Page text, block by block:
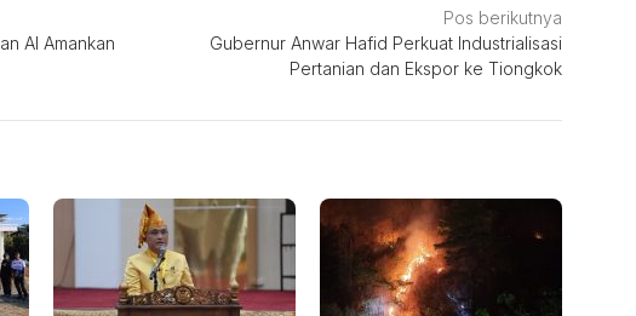
AI Amankan
Pos berikutnya
Gubernur Anwar Hafid Perkuat Industrialisasi
Pertanian dan Ekspor ke Tiongkok